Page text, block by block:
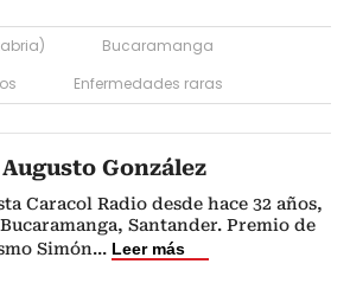
Bucaramanga
Enfermedades raras
González
Caracol Radio desde hace 32 años,
Santander. Premio de
Simón... Leer más